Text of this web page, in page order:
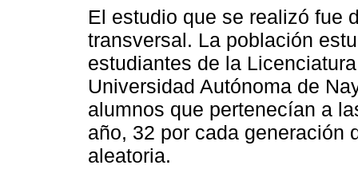
El estudio que se realizó fue
transversal. La población
estudiantes de la
Universidad Autónoma de
alumnos que pertenecían a
año, 32 por cada generación
aleatoria.